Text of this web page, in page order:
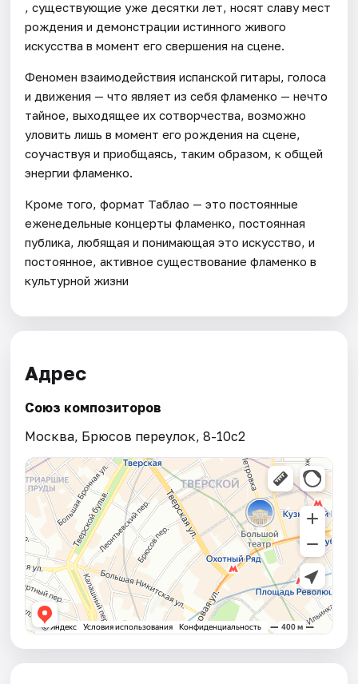
, существующие уже десятки лет, носят славу мест
рождения и демонстрации истинного живого
искусства в момент его свершения на сцене.
Феномен взаимодействия испанской гитары, голоса
и движения — что являет из себя фламенко — нечто
тайное, выходящее их сотворчества, возможно
уловить лишь в момент его рождения на сцене,
соучаствуя и приобщаясь, таким образом, к общей
энергии фламенко.
Кроме того, формат Таблао — это постоянные
еженедельные концерты фламенко, постоянная
публика, любящая и понимающая это искусство, и
постоянное, активное существование фламенко в
культурной жизни
Адрес
Союз композиторов
Москва, Брюсов переулок, 8-10с2